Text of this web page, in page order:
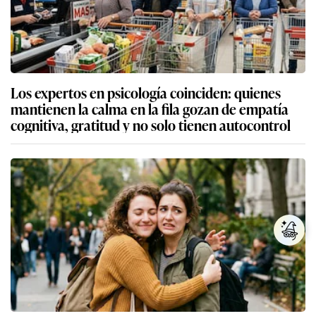
Los expertos en psicología coinciden: quienes
mantienen la calma en la fila gozan de empatía
cognitiva, gratitud y no solo tienen autocontrol